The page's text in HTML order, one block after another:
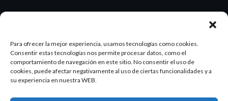
Para ofrecer la mejor experiencia, usamos tecnologías como cookies.
Consentir estas tecnologías nos permite procesar datos, como el
comportamiento de navegación en este sitio. No consentir el uso de
cookies, puede afectar negativamente al uso de ciertas funcionalidades y a
su experiencia en nuestra WEB.